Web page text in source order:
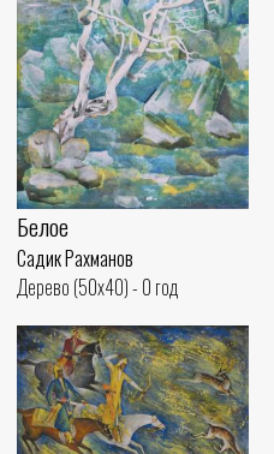
Белое
Садик Рахманов
Дерево (50x40) - 0 год